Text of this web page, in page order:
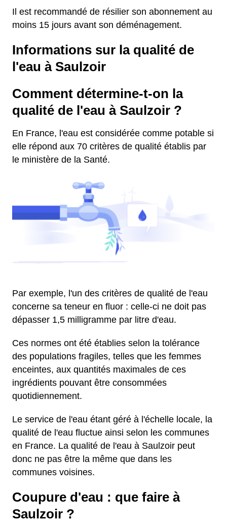
Il est recommandé de résilier son abonnement au
moins 15 jours avant son déménagement.
Informations sur la qualité de
l'eau à Saulzoir
Comment détermine-t-on la
qualité de l'eau à Saulzoir ?
En France, l'eau est considérée comme potable si
elle répond aux 70 critères de qualité établis par
le ministère de la Santé.
Par exemple, l'un des critères de qualité de l'eau
concerne sa teneur en fluor : celle-ci ne doit pas
dépasser 1,5 milligramme par litre d'eau.
Ces normes ont été établies selon la tolérance
des populations fragiles, telles que les femmes
enceintes, aux quantités maximales de ces
ingrédients pouvant être consommées
quotidiennement.
Le service de l'eau étant géré à l'échelle locale, la
qualité de l'eau fluctue ainsi selon les communes
en France. La qualité de l'eau à Saulzoir peut
donc ne pas être la même que dans les
communes voisines.
Coupure d'eau : que faire à
Saulzoir ?